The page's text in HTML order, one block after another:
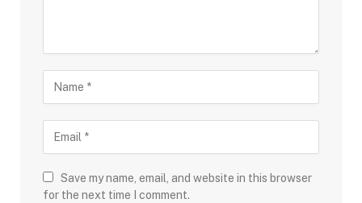
Save my name, email, and website in this browser
for the next time I comment.